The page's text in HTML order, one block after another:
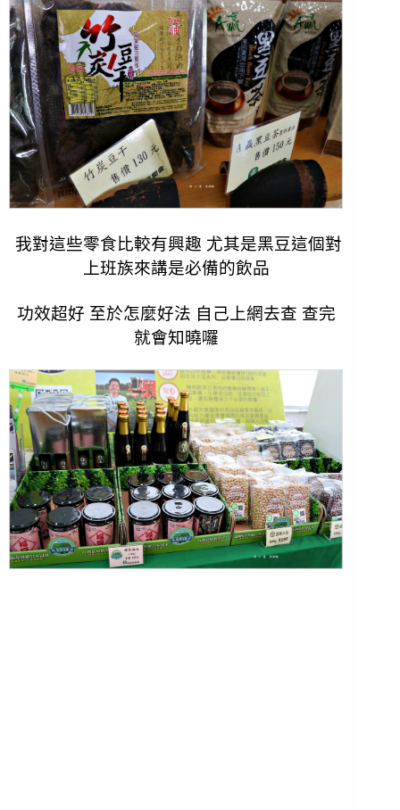
我對這些零食比較有興趣 尤其是黑豆這個對
上班族來講是必備的飲品
功效超好 至於怎麼好法 自己上網去查 查完
就會知曉囉